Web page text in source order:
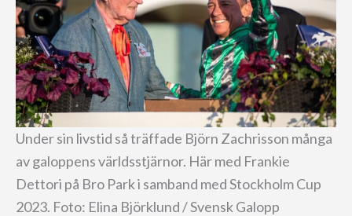
Under sin livstid så träffade Björn Zachrisson många
av galoppens världsstjärnor. Här med Frankie
Dettori på Bro Park i samband med Stockholm Cup
2023. Foto: Elina Björklund / Svensk Galopp